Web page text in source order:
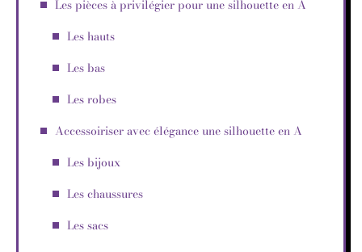
Les pièces à privilégier pour une silhouette en A
Les hauts
Les bas
Les robes
Accessoiriser avec élégance une silhouette en A
Les bijoux
Les chaussures
Les sacs